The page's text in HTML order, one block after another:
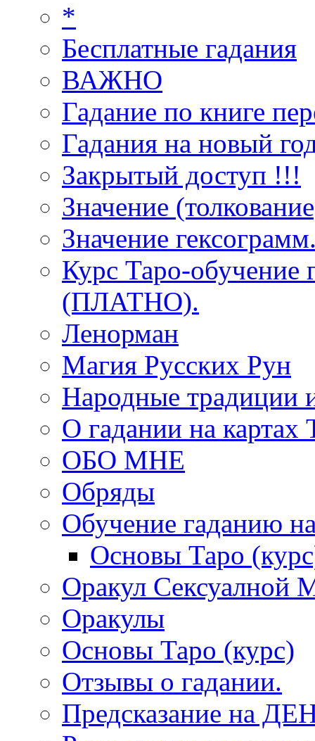
*
Бесплатные гадания
ВАЖНО
Гадание по книге
Гадания на новый
Закрытый доступ !!!
Значение
Значение
Курс Таро-обучение
(ПЛАТНО).
Ленорман
Магия Русских Рун
Народные традиции
О гадании на картах
ОБО МНЕ
Обряды
Обучение гаданию
Основы Таро
Оракул Сексуалной
Оракулы
Основы Таро (курс)
Отзывы о гадании.
Предсказание на